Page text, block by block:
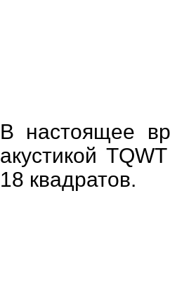
В настоящее
акустикой
18 квадратов.